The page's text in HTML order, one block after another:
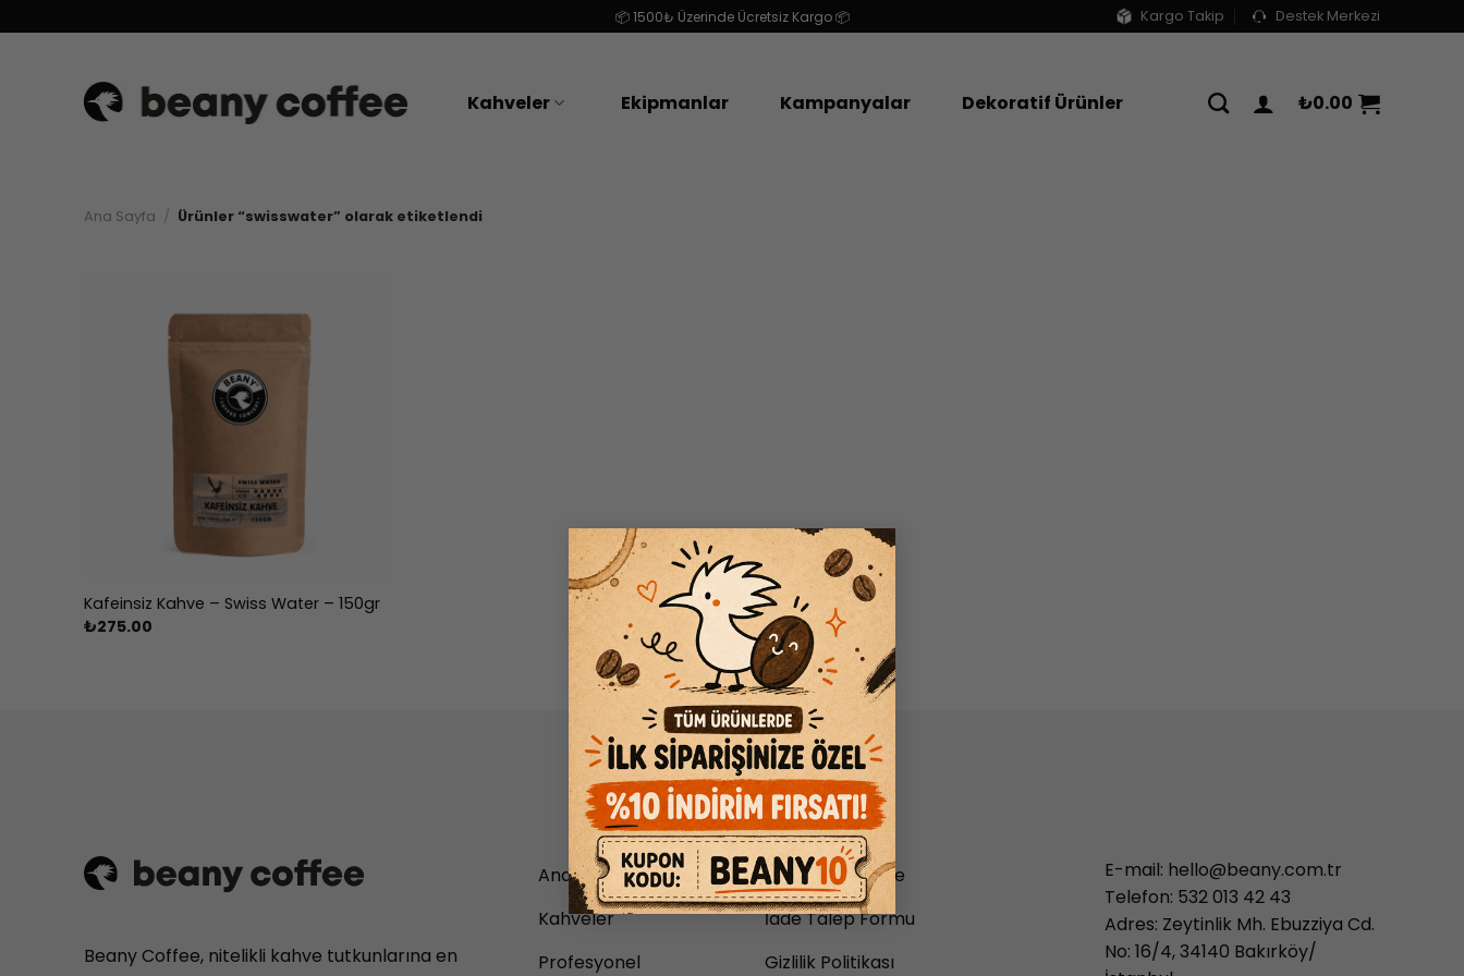
×
atla
📦 1500₺ Üzerinde Ücretsiz Kargo 📦 Kargo Takip Destek Merkezi
Kahveler Ekipmanlar Kampanyalar Dekoratif Ürünler ₺0.00
Ana Sayfa / Ürünler “swisswater” olarak etiketlendi
Kafeinsiz Kahve – Swiss Water – 150gr
₺275.00
Beany Coffee, nitelikli kahve tutkunlarına en
Anasayfa
Kahveler
Profesyonel
Teslimat ve İade
İade Talep Formu
Gizlilik Politikası
E-mail: hello@beany.com.tr
Telefon: 532 013 42 43
Adres: Zeytinlik Mh. Ebuzziya Cd.
No: 16/4, 34140 Bakırköy/